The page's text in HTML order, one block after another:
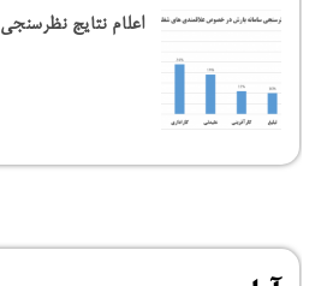
اعلام نتایج نظرسنجی